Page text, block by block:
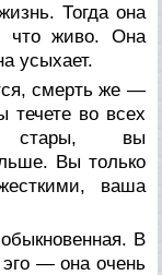
Тогда она
что живо. Она
усыхает.
смерть же —
течете во всех
стары, вы
Вы только
ваша
В
эго — она очень